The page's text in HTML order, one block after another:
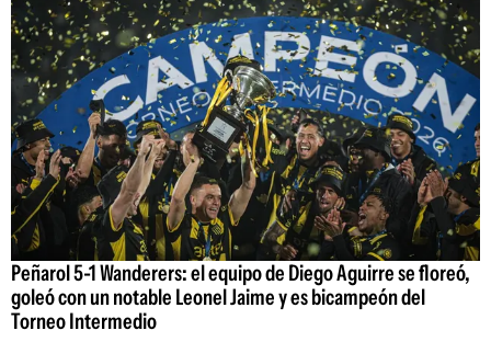
Peñarol 5-1 Wanderers: el equipo de Diego Aguirre se floreó,
goleó con un notable Leonel Jaime y es bicampeón del
Torneo Intermedio